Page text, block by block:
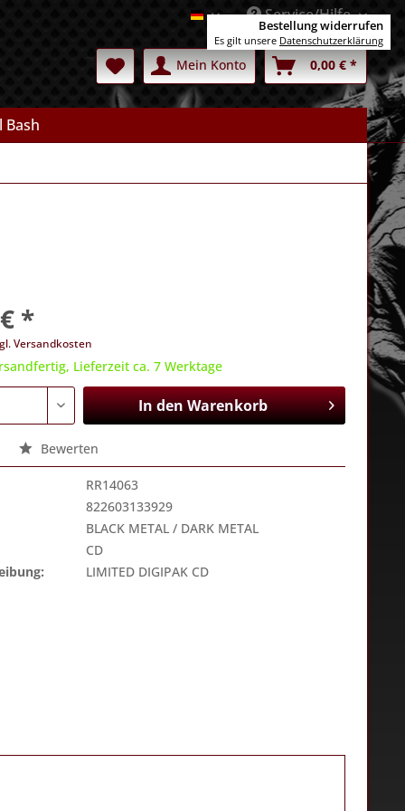
DeutschService/Hilfe
Mein Konto 0,00 € *
Bash
*
Versandkosten
Lieferzeit ca. 7 Werktage
In denWarenkorb
Bewerten
RR14063
822603133929
BLACK METAL / DARK METAL
CD
LIMITED DIGIPAK CD
Bestellung widerrufen
Es gilt unsere Datenschutzerklärung